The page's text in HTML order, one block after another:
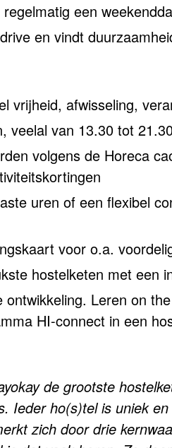
een
en vindt
vrijheid, afwisseling,
veelal van 13.30 tot
volgens de Horeca
uren of een flexibel
voor o.a.
hostelketen met een
Leren on
HI-connect in een
de grootste
Ieder ho(s)tel is uniek
zich door drie